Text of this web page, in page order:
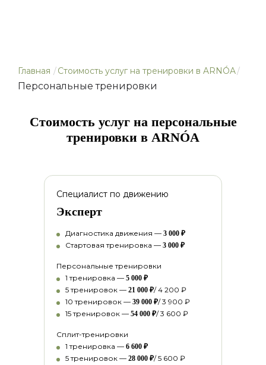
Главная /Стоимость услуг на тренировки в ARNÓA/
Персональные тренировки
Стоимость услуг на персональные
тренировки в ARNÓA
Специалист по движению
Эксперт
Диагностика движения — 3 000 ₽
Стартовая тренировка — 3 000 ₽
Персональные тренировки
1 тренировка — 5 000 ₽
5 тренировок — 21 000 ₽/ 4 200 ₽
10 тренировок — 39 000 ₽/ 3 900 ₽
15 тренировок — 54 000 ₽/ 3 600 ₽
Сплит-тренировки
1 тренировка — 6 600 ₽
5 тренировок — 28 000 ₽/ 5 600 ₽